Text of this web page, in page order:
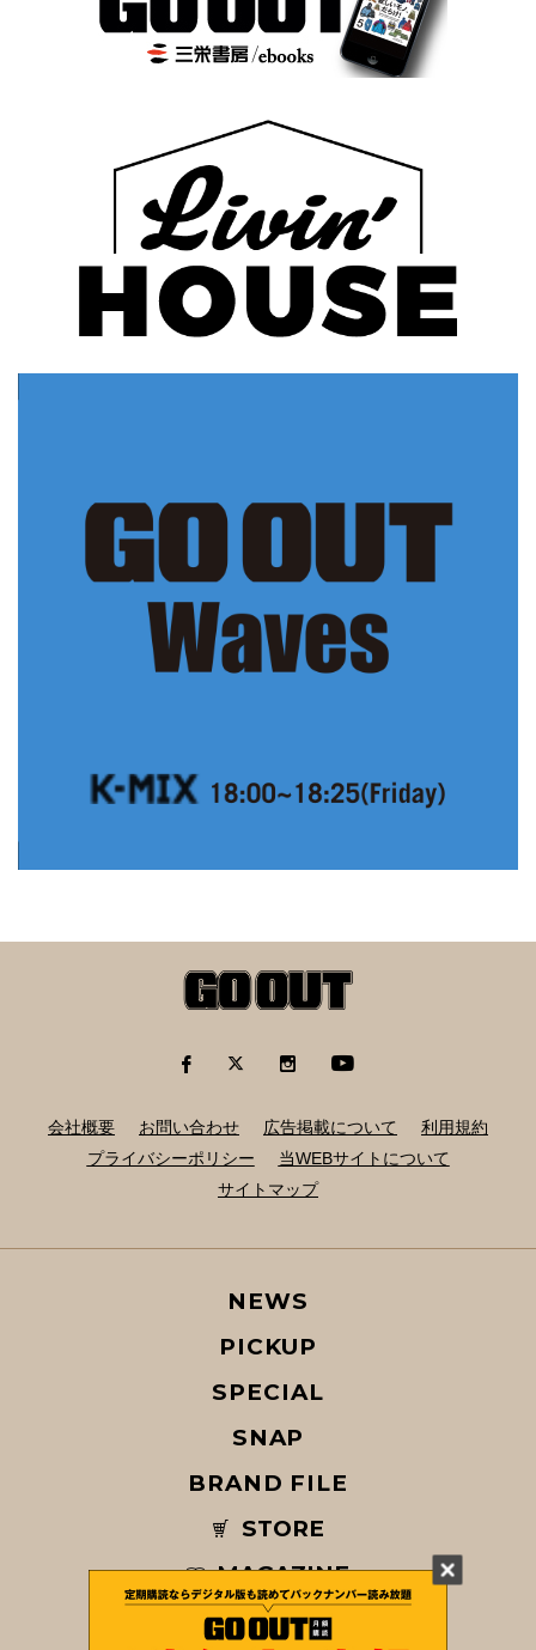
会社概要 お問い合わせ 広告掲載について
利用規約
プライバシーポリシー
当WEBサイトについて
サイトマップ
NEWS
PICKUP
SPECIAL
SNAP
BRAND FILE
STORE
MAGAZINE